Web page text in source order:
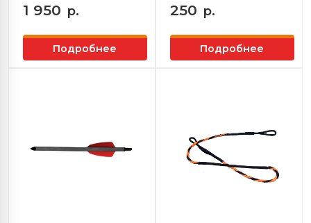
1 950 р.
Подробнее
250 р.
Подробнее